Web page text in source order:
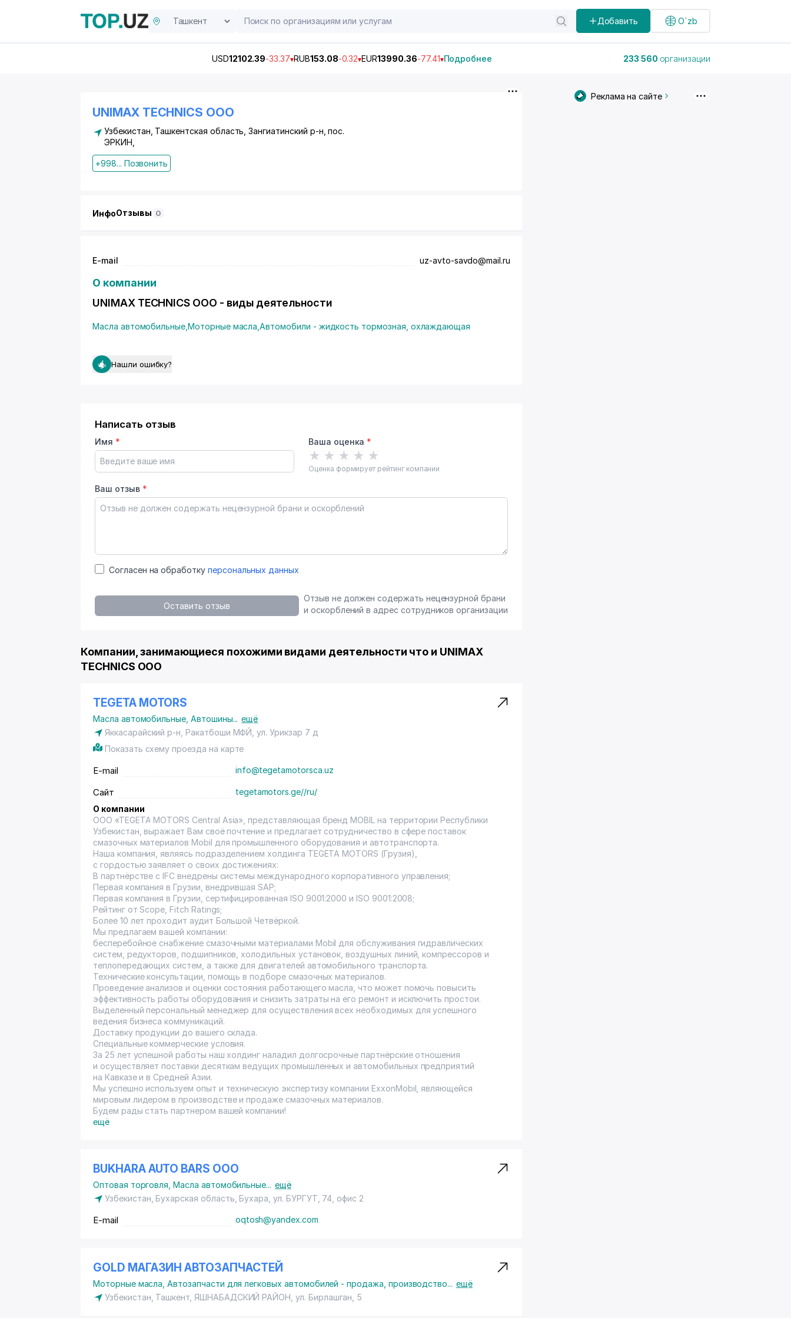
Добавить O`zb
USD12102.39-33.37 RUB153.08-0.32 EUR13990.36-77.41 Подробнее 233 560 организации
UNIMAX TECHNICS ООО
Узбекистан, Ташкентская область, Зангиатинский р-н,пос.
ЭРКИН
+998... Позвонить
ИнфоОтзывы 0
E-mail uz-avto-savdo@mail.ru
О компании
UNIMAX TECHNICS ООО - виды деятельности
Масла автомобильные ,Моторные масла ,Автомобили - жидкость тормозная, охлаждающая
Нашли ошибку?
Написать отзыв
Имя * Ваша оценка *
★ ★ ★ ★ ★
Оценка формирует рейтинг компании
Ваш отзыв *
Согласен на обработку персональных данных
Оставить отзыв
Отзыв не должен содержать нецензурной брани
и оскорблений в адрес сотрудников организации
Компании, занимающиеся похожими видами деятельности что и UNIMAX
TECHNICS ООО
TEGETA MOTORS
Масла автомобильные Автошины... ещё
Яккасарайский р-н, Ракатбоши МФЙ, ул. Урикзар 7 д
Показать схему проезда на карте
E-mail info@tegetamotorsca.uz
Сайт
tegetamotors.ge//ru/
О компании
ООО «TEGETA MOTORS Central Asia», представляющая бренд MOBIL на территории Республики
Узбекистан, выражает Вам своё почтение и предлагает сотрудничество в сфере поставок
смазочных материалов Mobil для промышленного оборудования и автотранспорта.
Наша компания, являясь подразделением холдинга TEGETA MOTORS (Грузия),
с гордостью заявляет о своих достижениях:
В партнёрстве с IFC внедрены системы международного корпоративного управления;
Первая компания в Грузии, внедрившая SAP;
Первая компания в Грузии, сертифицированная ISO 9001:2000 и ISO 9001:2008;
Рейтинг от Scope, Fitch Ratings;
Более 10 лет проходит аудит Большой Четвёркой.
Мы предлагаем вашей компании:
бесперебойное снабжение смазочными материалами Mobil для обслуживания гидравлических
систем, редукторов, подшипников, холодильных установок, воздушных линий, компрессоров и
теплопередающих систем, а также для двигателей автомобильного транспорта.
Технические консультации, помощь в подборе смазочных материалов.
Проведение анализов и оценки состояния работающего масла, что может помочь повысить
эффективность работы оборудования и снизить затраты на его ремонт и исключить простои.
Выделенный персональный менеджер для осуществления всех необходимых для успешного
ведения бизнеса коммуникаций.
Доставку продукции до вашего склада.
Специальные коммерческие условия.
За 25 лет успешной работы наш холдинг наладил долгосрочные партнёрские отношения
и осуществляет поставки десяткам ведущих промышленных и автомобильных предприятий
на Кавказе и в Средней Азии.
Мы успешно используем опыт и техническую экспертизу компании ExxonMobil, являющейся
мировым лидером в производстве и продаже смазочных материалов.
Будем рады стать партнером вашей компании!
ещё
BUKHARA AUTO BARS ООО
Оптовая торговля ,Масла автомобильные... ещё
Узбекистан, Бухарская область, Бухара,ул. БУРГУТ , 74, офис 2
E-mail oqtosh@yandex.com
GOLD МАГАЗИН АВТОЗАПЧАСТЕЙ
Моторные масла ,Автозапчасти для легковых автомобилей - продажа, производство... ещё
Узбекистан, Ташкент, ЯШНАБАДСКИЙ РАЙОН ,ул. Бирлашган , 5
Реклама на сайте